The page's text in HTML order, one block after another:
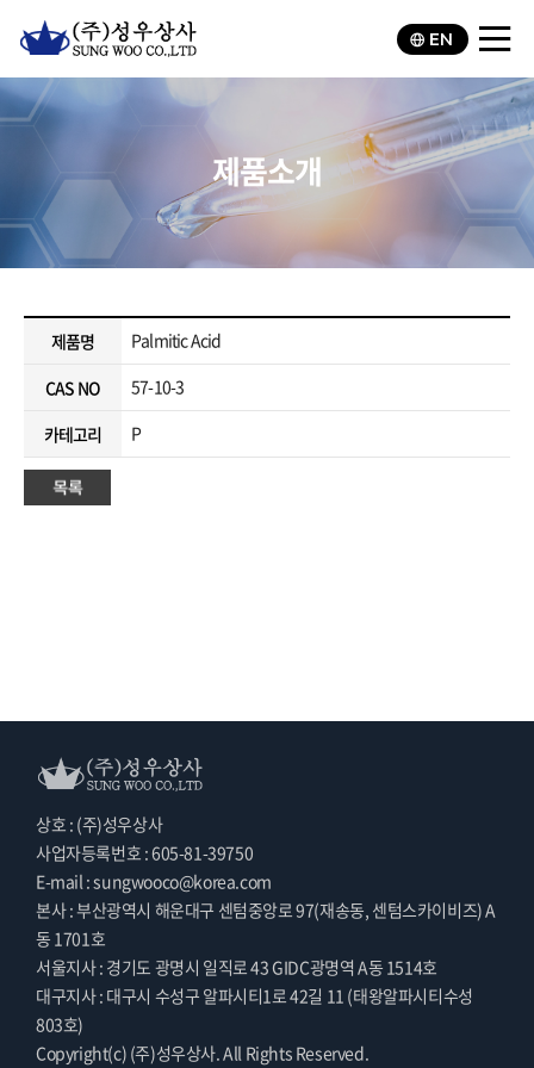
EN
제품소개
제품명
Palmitic Acid
CAS NO
57-10-3
카테고리
P
상호 : (주)성우상사
사업자등록번호 : 605-81-39750
E-mail : sungwooco@korea.com
본사 : 부산광역시 해운대구 센텀중앙로 97(재송동, 센텀스카이비즈) A
동 1701호
서울지사 : 경기도 광명시 일직로 43 GIDC광명역 A동 1514호
대구지사 : 대구시 수성구 알파시티1로 42길 11 (태왕알파시티수성
803호)
Copyright(c) (주)성우상사. All Rights Reserved.